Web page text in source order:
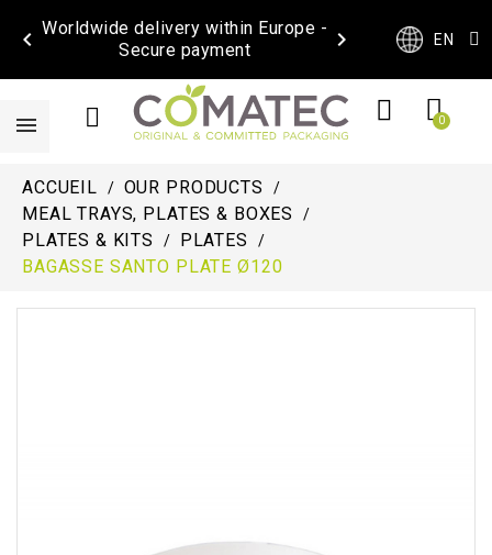
Worldwide delivery within Europe -
Secure payment
  EN
ACCUEIL
OUR PRODUCTS
MEAL TRAYS, PLATES & BOXES
PLATES & KITS
PLATES
BAGASSE SANTO PLATE Ø120